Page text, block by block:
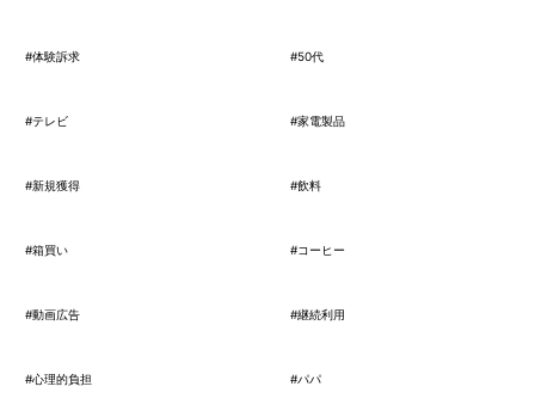
#体験訴求 #50代
#テレビ #家電製品
#新規獲得 #飲料
#箱買い #コーヒー
#動画広告 #継続利用
#心理的負担 #パパ